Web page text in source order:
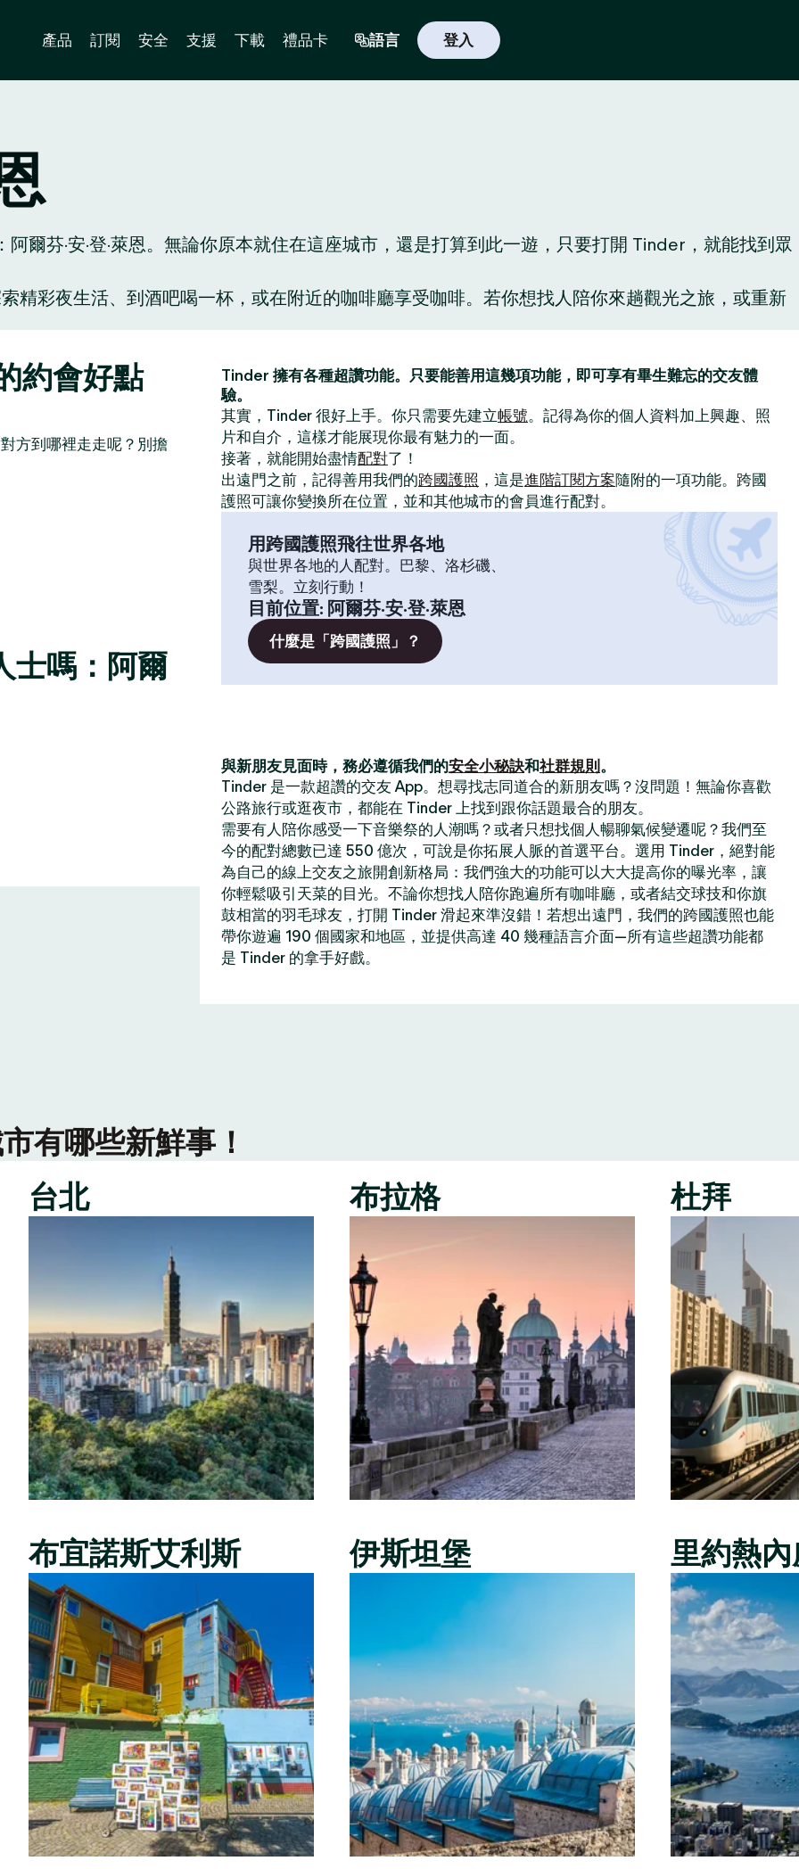
產品 訂閱 安全 支援 下載 禮品卡 語言 登入
爾芬·安·登·萊恩。無論你原本就住在這座城市，還是打算到此一遊，只要打開 Tinder，就能找到眾
精彩夜生活、到酒吧喝一杯，或在附近的咖啡廳享受咖啡。若你想找人陪你來趟觀光之旅，或重新
約會好點
方到哪裡走走呢？別擔
士嗎：阿爾
Tinder 擁有各種超讚功能。只要能善用這幾項功能，即可享有畢生難忘的交友體
驗。
其實，Tinder 很好上手。你只需要先建立帳號。記得為你的個人資料加上興趣、照
片和自介，這樣才能展現你最有魅力的一面。
接著，就能開始盡情配對了！
出遠門之前，記得善用我們的跨國護照 ，這是進階訂閱方案隨附的一項功能。跨國
護照可讓你變換所在位置，並和其他城市的會員進行配對。
用跨國護照飛往世界各地
與世界各地的人配對。巴黎、洛杉磯、
雪梨。立刻行動！
目前位置: 阿爾芬·安·登·萊恩
什麼是「跨國護照」？
與新朋友見面時，務必遵循我們的安全小秘訣和社群規則 。
Tinder 是一款超讚的交友 App。想尋找志同道合的新朋友嗎？沒問題！無論你喜歡
公路旅行或逛夜市，都能在 Tinder 上找到跟你話題最合的朋友。
需要有人陪你感受一下音樂祭的人潮嗎？或者只想找個人暢聊氣候變遷呢？我們至
今的配對總數已達 550 億次，可說是你拓展人脈的首選平台。選用 Tinder，絕對能
為自己的線上交友之旅開創新格局：我們強大的功能可以大大提高你的曝光率，讓
你輕鬆吸引天菜的目光。不論你想找人陪你跑遍所有咖啡廳，或者結交球技和你旗
鼓相當的羽毛球友，打開 Tinder 滑起來準沒錯！若想出遠門，我們的跨國護照也能
帶你遊遍 190 個國家和地區，並提供高達 40 幾種語言介面—所有這些超讚功能都
是 Tinder 的拿手好戲。
有哪些新鮮事！
台北
布宜諾斯艾利斯
布拉格
伊斯坦堡
杜拜
里約熱